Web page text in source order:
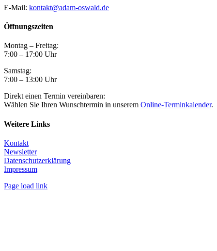
E-Mail: kontakt@adam-oswald.de
Öffnungszeiten
Montag – Freitag:
7:00 – 17:00 Uhr
Samstag:
7:00 – 13:00 Uhr
Direkt einen Termin vereinbaren:
Wählen Sie Ihren Wunschtermin in unserem Online-Terminkalender.
Weitere Links
Kontakt
Newsletter
Datenschutzerklärung
Impressum
Page load link